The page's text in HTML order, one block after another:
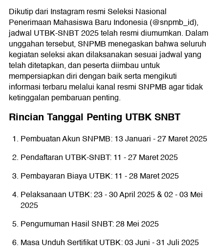
Dikutip dari Instagram resmi Seleksi Nasional
Penerimaan Mahasiswa Baru Indonesia (@snpmb_id),
jadwal UTBK-SNBT 2025 telah resmi diumumkan. Dalam
unggahan tersebut, SNPMB menegaskan bahwa seluruh
kegiatan seleksi akan dilaksanakan sesuai jadwal yang
telah ditetapkan, dan peserta diimbau untuk
mempersiapkan diri dengan baik serta mengikuti
informasi terbaru melalui kanal resmi SNPMB agar tidak
ketinggalan pembaruan penting.
Rincian Tanggal Penting UTBK SNBT
Pembuatan Akun SNPMB: 13 Januari - 27 Maret 2025
Pendaftaran UTBK-SNBT: 11 - 27 Maret 2025
Pembayaran Biaya UTBK: 11 - 28 Maret 2025
Pelaksanaan UTBK: 23 - 30 April 2025 & 02 - 03 Mei
2025
Pengumuman Hasil SNBT: 28 Mei 2025
Masa Unduh Sertifikat UTBK: 03 Juni - 31 Juli 2025